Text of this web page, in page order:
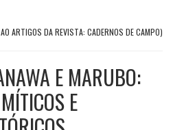
ARTIGOS DA REVISTA: CADERNOS DE CAMPO)
E MARUBO:
E